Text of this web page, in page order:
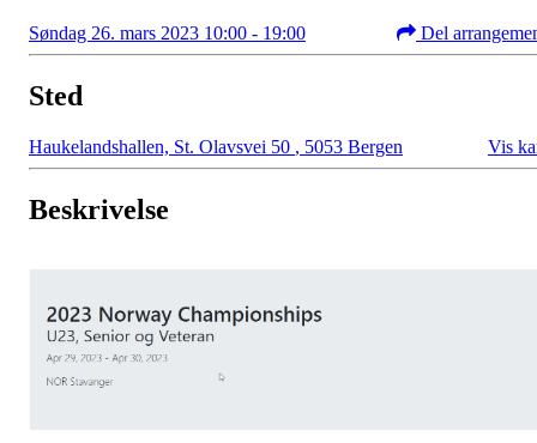
Søndag 26. mars 2023 10:00 - 19:00 Del
Sted
Haukelandshallen, St. Olavsvei 50 , 5053 Bergen Vis
Beskrivelse